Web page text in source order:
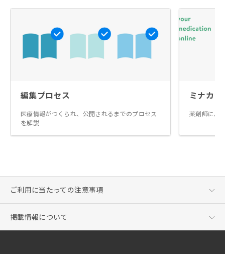
編集プロセス
医療情報がつくられ、公開されるまでのプロセス
を解説
ミナカ
薬剤師によ
ご利用に当たっての注意事項
掲載情報について